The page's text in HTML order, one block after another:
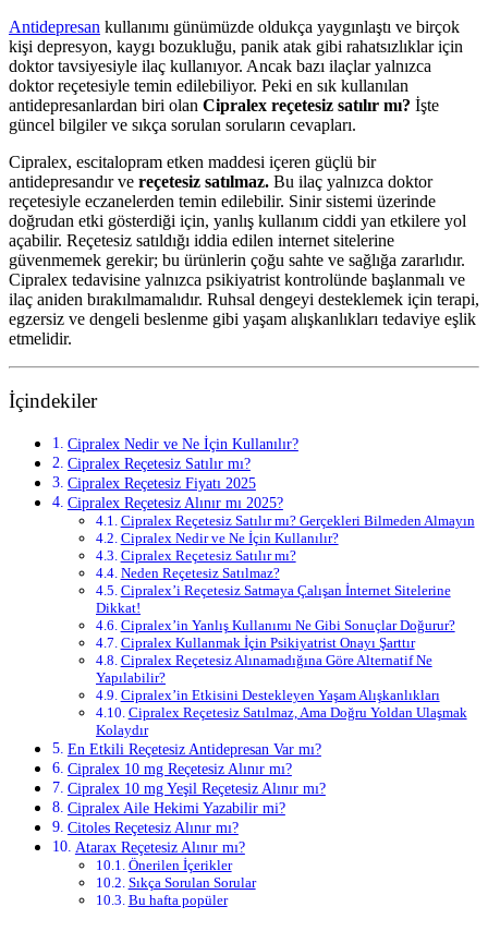
Antidepresan kullanımı günümüzde oldukça yaygınlaştı ve birçok
kişi depresyon, kaygı bozukluğu, panik atak gibi rahatsızlıklar için
doktor tavsiyesiyle ilaç kullanıyor. Ancak bazı ilaçlar yalnızca
doktor reçetesiyle temin edilebiliyor. Peki en sık kullanılan
antidepresanlardan biri olan Cipralex reçetesiz satılır mı? İşte
güncel bilgiler ve sıkça sorulan soruların cevapları.
Cipralex, escitalopram etken maddesi içeren güçlü bir
antidepresandır ve reçetesiz satılmaz. Bu ilaç yalnızca doktor
reçetesiyle eczanelerden temin edilebilir. Sinir sistemi üzerinde
doğrudan etki gösterdiği için, yanlış kullanım ciddi yan etkilere yol
açabilir. Reçetesiz satıldığı iddia edilen internet sitelerine
güvenmemek gerekir; bu ürünlerin çoğu sahte ve sağlığa zararlıdır.
Cipralex tedavisine yalnızca psikiyatrist kontrolünde başlanmalı ve
ilaç aniden bırakılmamalıdır. Ruhsal dengeyi desteklemek için terapi,
egzersiz ve dengeli beslenme gibi yaşam alışkanlıkları tedaviye eşlik
etmelidir.
İçindekiler
Cipralex Nedir ve Ne İçin Kullanılır?
Cipralex Reçetesiz Satılır mı?
Cipralex Reçetesiz Fiyatı 2025
Cipralex Reçetesiz Alınır mı 2025?
Cipralex Reçetesiz Satılır mı? Gerçekleri Bilmeden Almayın
Cipralex Nedir ve Ne İçin Kullanılır?
Cipralex Reçetesiz Satılır mı?
Neden Reçetesiz Satılmaz?
Cipralex’i Reçetesiz Satmaya Çalışan İnternet Sitelerine
Dikkat!
Cipralex’in Yanlış Kullanımı Ne Gibi Sonuçlar Doğurur?
Cipralex Kullanmak İçin Psikiyatrist Onayı Şarttır
Cipralex Reçetesiz Alınamadığına Göre Alternatif Ne
Yapılabilir?
Cipralex’in Etkisini Destekleyen Yaşam Alışkanlıkları
Cipralex Reçetesiz Satılmaz, Ama Doğru Yoldan Ulaşmak
Kolaydır
En Etkili Reçetesiz Antidepresan Var mı?
Cipralex 10 mg Reçetesiz Alınır mı?
Cipralex 10 mg Yeşil Reçetesiz Alınır mı?
Cipralex Aile Hekimi Yazabilir mi?
Citoles Reçetesiz Alınır mı?
Atarax Reçetesiz Alınır mı?
Önerilen İçerikler
Sıkça Sorulan Sorular
Bu hafta popüler